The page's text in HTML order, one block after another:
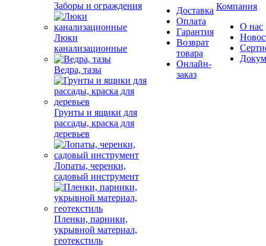
Заборы и ограждения
Люки
канализационные
Ведра, тазы
Грунты и ящики для
рассады, краска для
деревьев
Лопаты, черенки,
садовый инструмент
Пленки, парники,
укрывной материал,
геотекстиль
Доставка
Оплата
Гарантия
Возврат
товара
Онлайн-
заказ
Компания
О нас